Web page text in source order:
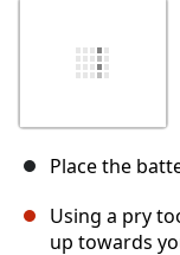
Place the
Using a pry
up towards